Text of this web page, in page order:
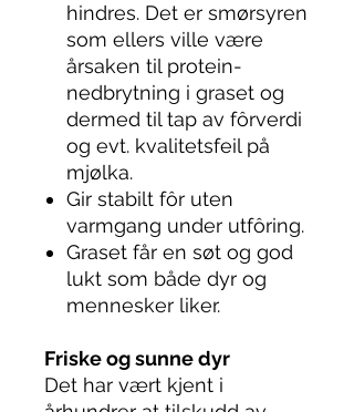
hindres. Det er smørsyren
som ellers ville være
årsaken til protein-
nedbrytning i graset og
dermed til tap av fôrverdi
og evt. kvalitetsfeil på
mjølka.
Gir stabilt fôr uten
varmgang under utfôring.
Graset får en søt og god
lukt som både dyr og
mennesker liker.
Friske og sunne dyr
Det har vært kjent i